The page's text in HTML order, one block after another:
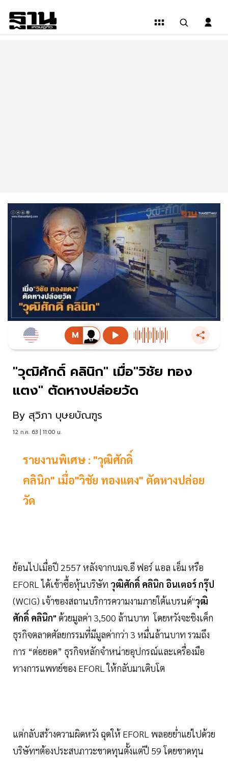
"วุฒิศักดิ์ คลินิก" เมื่อ"วิชัย ทอง
แตง" ตัดหางปล่อยวัด
By สุวิภา บุษยบัณฑูร
12 ก.ค. 63 | 11:00 น.
รายงานพิเศษ : "วุฒิศักดิ์
คลินิก" เมื่อ"วิชัย ทองแตง" ตัดหางปล่อย
วัด
ย้อนไปเมื่อปี 2557 หลังจากบมจ.อี ฟอร์ แอล เอ็ม หรือ
EFORL ได้เข้าซื้อหุ้นบริษัท วุฒิศักดิ์ คลินิก อินเตอร์ กรุ๊ป
(WCIG) เจ้าของสถานบริการความงามภายใต้แบรนด์"วุฒิ
ศักดิ์ คลินิก" ด้วยมูลค่า 3,500 ล้านบาท โดยหวังจะชิงเค็ก
ธุรกิจตลาดศัลยกรรมที่มีมูลค่ากว่า 3 หมื่นล้านบาท รวมถึง
การ “ต่อยอด” ธุรกิจหลักจำหน่ายอุปกรณ์และเครื่องมือ
ทางการแพทย์ของ EFORL ให้กลับมาเติบโต
แต่กลับสร้างความผิดหวัง ฉุดให้ EFORL พลอยย่ำแย่ไปด้วย
บริษัทฯต้องประสบภาวะขาดทุนตั้งแต่ปี 59 โดยขาดทุน